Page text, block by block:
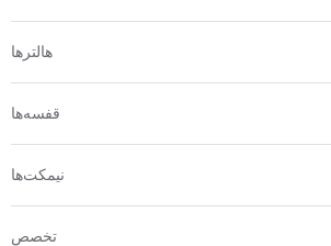
هالترها
قفسه‌ها
نیمکت‌ها
تخصص